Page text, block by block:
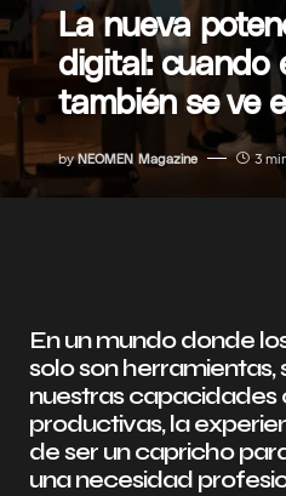
La nueva
digital: cuando
también se ve
by NEOMEN Magazine 3
En un mundo donde
solo son herramientas,
nuestras capacidades
productivas, la
de ser un capricho
una necesidad